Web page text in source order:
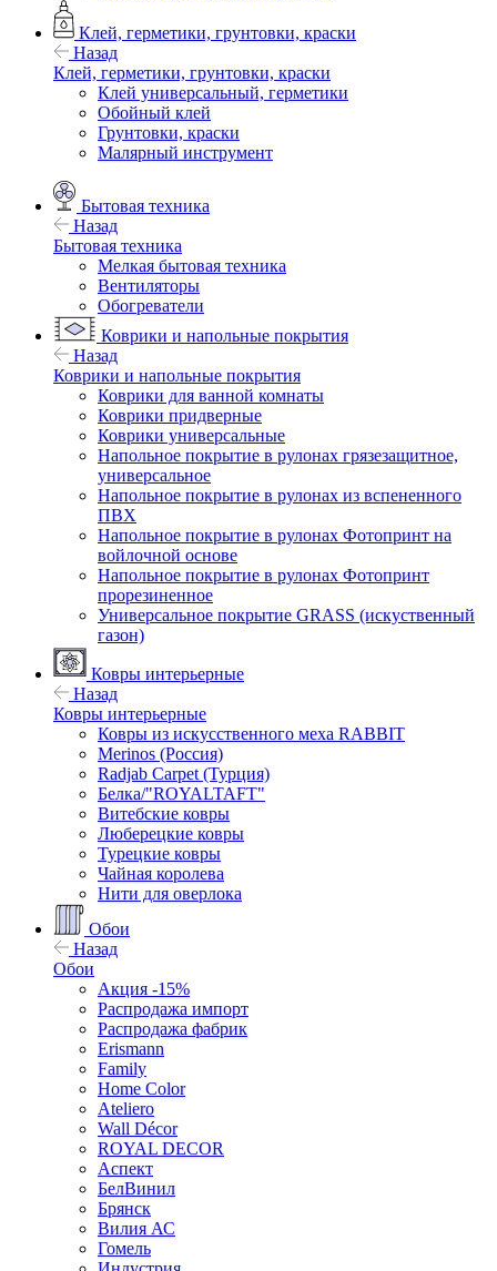
Клей, герметики, грунтовки, краски
Назад
Клей, герметики, грунтовки, краски
Клей универсальный, герметики
Обойный клей
Грунтовки, краски
Малярный инструмент
Бытовая техника
Назад
Бытовая техника
Мелкая бытовая техника
Вентиляторы
Обогреватели
Коврики и напольные покрытия
Назад
Коврики и напольные покрытия
Коврики для ванной комнаты
Коврики придверные
Коврики универсальные
Напольное покрытие в рулонах грязезащитное,
универсальное
Напольное покрытие в рулонах из вспененного
ПВХ
Напольное покрытие в рулонах Фотопринт на
войлочной основе
Напольное покрытие в рулонах Фотопринт
прорезиненное
Универсальное покрытие GRASS (искуственный
газон)
Ковры интерьерные
Назад
Ковры интерьерные
Ковры из искусственного меха RABBIT
Merinos (Россия)
Radjab Carpet (Турция)
Белка/"ROYALTAFT"
Витебские ковры
Люберецкие ковры
Турецкие ковры
Чайная королева
Нити для оверлока
Обои
Назад
Обои
Акция -15%
Распродажа импорт
Распродажа фабрик
Erismann
Family
Home Color
Ateliero
Wall Décor
ROYAL DECOR
Аспект
БелВинил
Брянск
Вилия АС
Гомель